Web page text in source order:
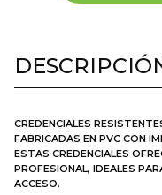
CREDENCIALES
FABRICADAS EN PVC CON
ESTAS CREDENCIALES
PROFESIONAL, IDEALES
ACCESO.